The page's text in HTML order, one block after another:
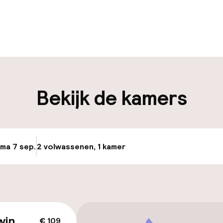
op eigen
op eigen
Openbaar
Bekijk de kamers
7 sep.2 volwassenen, 1 kamer
€ 109